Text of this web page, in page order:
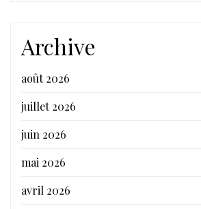
Archive
août 2026
juillet 2026
juin 2026
mai 2026
avril 2026